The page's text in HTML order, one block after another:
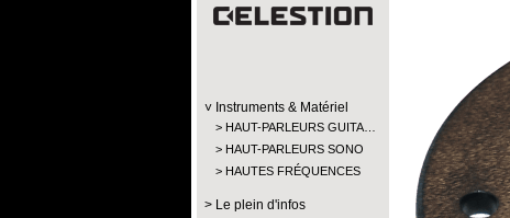
Instruments & Matériel
HAUT-PARLEURS GUITA…
HAUT-PARLEURS SONO
HAUTES FRÉQUENCES
Le plein d'infos